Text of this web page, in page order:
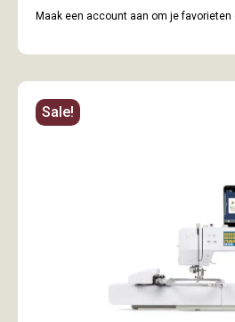
Maak een account aan om je favorieten
Sale!